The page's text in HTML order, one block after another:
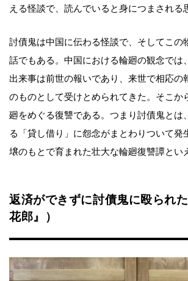
える怪談で、読んでいると身につまされる
討債鬼は中国に伝わる怪談で、そしてこの
話でもある。中国における輪廻の観念では
出来事は前世の報いであり、来世で相応の
のものとして受けとめられてきた。そこか
廻をめぐる復讐である。つまり討債鬼とは
る「貸し借り」に怨念がまとわりついて発
壌のもとで育まれた壮大な輪廻復讐譚とい
返済ができずに討債鬼に殴られ
花郎』）